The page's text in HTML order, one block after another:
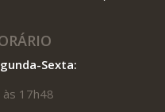
Sexta:
às 17h48